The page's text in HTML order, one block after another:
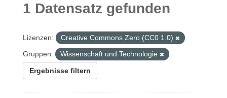
1 Datensatz gefunden
Lizenzen:
Creative Commons Zero (CC0 1.0)
Gruppen:
Wissenschaft und Technologie
Ergebnisse filtern